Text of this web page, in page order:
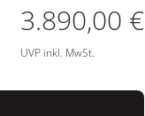
3.890,00 €
UVP inkl. MwSt.